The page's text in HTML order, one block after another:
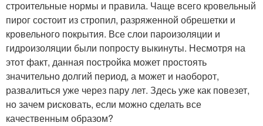
строительные нормы и правила. Чаще всего кровельный
пирог состоит из стропил, разряженной обрешетки и
кровельного покрытия. Все слои пароизоляции и
гидроизоляции были попросту выкинуты. Несмотря на
этот факт, данная постройка может простоять
значительно долгий период, а может и наоборот,
развалиться уже через пару лет. Здесь уже как повезет,
но зачем рисковать, если можно сделать все
качественным образом?